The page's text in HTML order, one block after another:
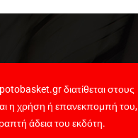
διατίθεται στους
η χρήση ή επανεκπομπή του,
άδεια του εκδότη.